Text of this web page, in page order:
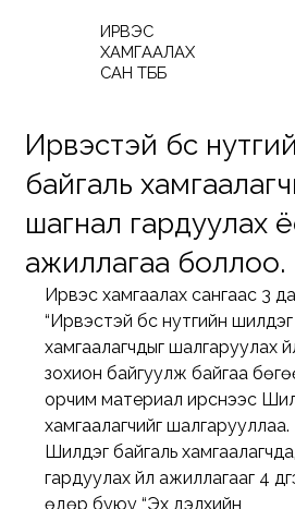
ИРВЭС
ХАМГААЛАХ
САН ТББ
Ирвэстэй бүс
байгаль
шагнал гардуулах
ажиллагаа боллоо.
Ирвэс хамгаалах сангаас 3
“Ирвэстэй бүс нутгийн
хамгаалагчдыг шалгаруулах
зохион байгуулж байгаа
орчим материал ирснээс
хамгаалагчийг шалгарууллаа.
Шилдэг байгаль
гардуулах үйл ажиллагааг 4
өдөр буюу “Эх дэлхийн